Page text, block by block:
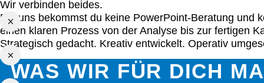
Du hast die Cookies abgelehnt! Gehe zur
Du hast die Cookies abgelehnt! Gehe zurCookie-
Du hast die Cookies abgelehnt! Gehe zurCookie-
Wir verbinden beides.
Bei uns bekommst du keine PowerPoint-Beratung und
einen klaren Prozess von der Analyse bis zur fertigen
Strategisch gedacht. Kreativ entwickelt. Operativ
WAS WIR FÜR DICH